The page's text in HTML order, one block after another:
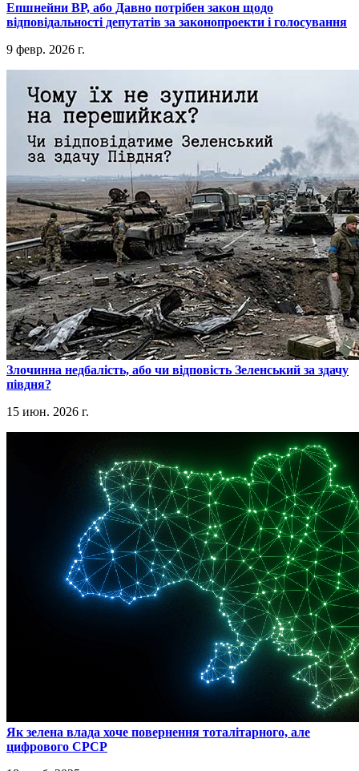
​Епшнейни ВР, або Давно потрібен закон щодо
відповідальності депутатів за законопроекти і голосування
9 февр. 2026 г.
​Злочинна недбалість, або чи відповість Зеленський за здачу
півдня?
15 июн. 2026 г.
​Як зелена влада хоче повернення тоталітарного, але
цифрового СРСР